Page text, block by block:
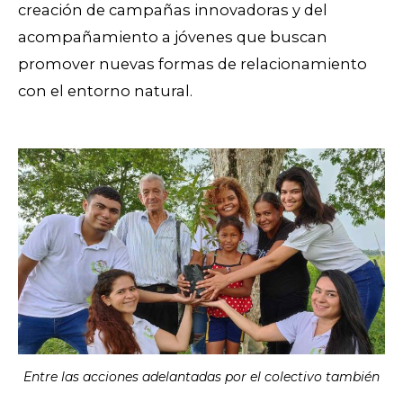
creación de campañas innovadoras y del
acompañamiento a jóvenes que buscan
promover nuevas formas de relacionamiento
con el entorno natural.
Entre las acciones adelantadas por el colectivo también